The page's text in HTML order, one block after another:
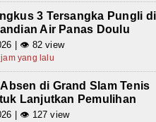
3 Tersangka Pungli di
Air Panas Doulu
| 👁 82 view
yang lalu
di Grand Slam Tenis
Lanjutkan Pemulihan
| 👁 127 view